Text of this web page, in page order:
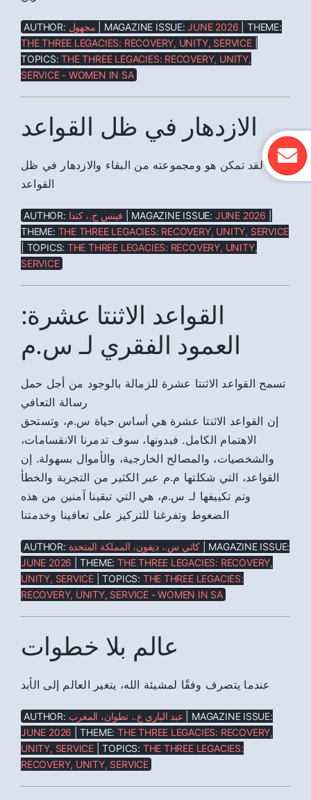
AUTHOR: مجهول | MAGAZINE ISSUE:JUNE 2026 | THEME:
THE THREE LEGACIES: RECOVERY, UNITY, SERVICE|
TOPICS:THE THREE LEGACIES: RECOVERY, UNITY,
SERVICE - WOMEN IN SA
الازدهار في ظل القواعد
لقد تمكن هو ومجموعته من البقاء والازدهار في ظل
القواعد
AUTHOR: فينس ج.، كندا | MAGAZINE ISSUE: JUNE 2026
THEME: THE THREE LEGACIES: RECOVERY, UNITY, SERVICE
| TOPICS: THE THREE LEGACIES: RECOVERY, UNITY,
SERVICE
القواعد الاثنتا عشرة:
العمود الفقري لـ س.م
تسمح القواعد الاثنتا عشرة للزمالة بالوجود من أجل حمل
رسالة التعافي
إن القواعد الاثنتا عشرة هي أساس حياة س.م، وتستحق
الاهتمام الكامل. فبدونها، سوف تدمرنا الانقسامات،
والشخصيات، والمصالح الخارجية، والأموال بسهولة. إن
القواعد، التي شكلتها م.م عبر الكثير من التجربة والخطأ
وتم تكييفها لـ س.م، هي التي تبقينا آمنين من هذه
الضغوط وتفرغنا للتركيز على تعافينا وخدمتنا
AUTHOR: كاثي س.، ديفون، المملكة المتحدة | MAGAZINE ISSUE:
JUNE 2026 | THEME:THE THREE LEGACIES: RECOVERY,
UNITY, SERVICE | TOPICS: THE THREE LEGACIES:
RECOVERY, UNITY, SERVICE - WOMEN IN SA
عالم بلا خطوات
عندما يتصرف وفقًا لمشيئة الله، يتغير العالم إلى الأبد
AUTHOR: عبد الباري ع.، تطوان، المغرب | MAGAZINE ISSUE:
JUNE 2026 | THEME:THE THREE LEGACIES: RECOVERY,
UNITY, SERVICE | TOPICS: THE THREE LEGACIES:
RECOVERY, UNITY, SERVICE